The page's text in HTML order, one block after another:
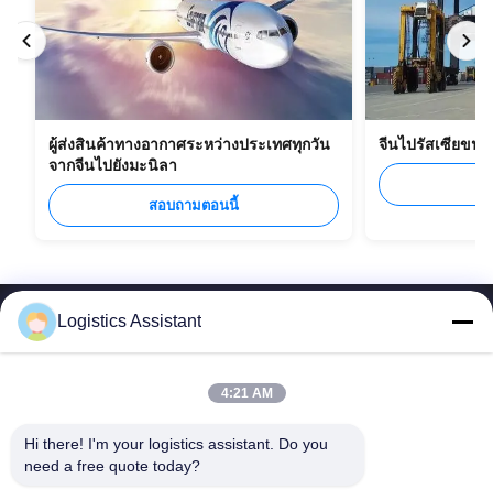
ผู้ส่งสินค้าทางอากาศระหว่างประเทศทุกวัน
จากจีนไปยังมะนิลา
สอบถามตอนนี้
จีนไปรัสเซียขนส่
Logistics Assistant
4:21 AM
Hi there! I'm your logistics assistant. Do you
need a free quote today?